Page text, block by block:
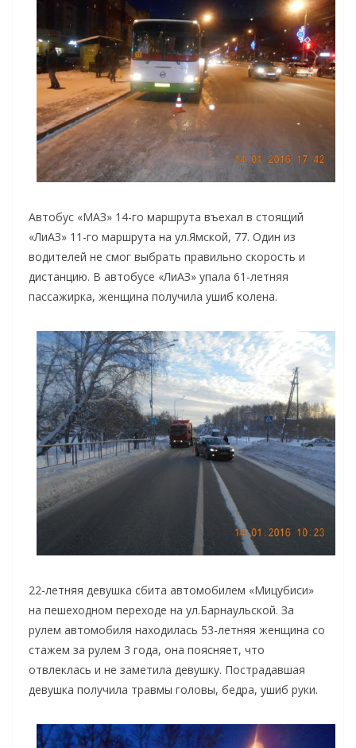
Автобус «МАЗ» 14-го маршрута въехал в стоящий
«ЛиАЗ» 11-го маршрута на ул.Ямской, 77. Один из
водителей не смог выбрать правильно скорость и
дистанцию. В автобусе «ЛиАЗ» упала 61-летняя
пассажирка, женщина получила ушиб колена.
22-летняя девушка сбита автомобилем «Мицубиси»
на пешеходном переходе на ул.Барнаульской. За
рулем автомобиля находилась 53-летняя женщина со
стажем за рулем 3 года, она поясняет, что
отвлеклась и не заметила девушку. Пострадавшая
девушка получила травмы головы, бедра, ушиб руки.